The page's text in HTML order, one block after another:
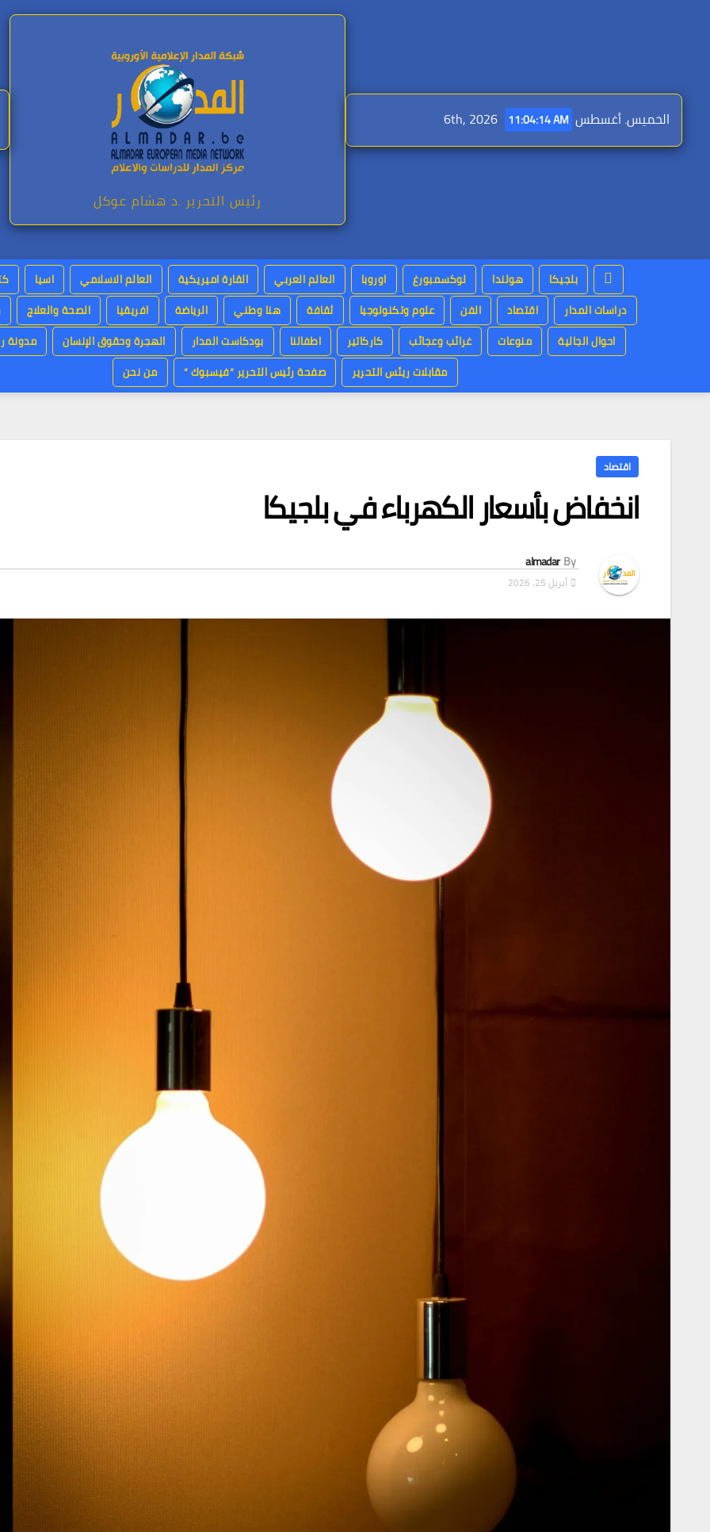
الخميس. أغسطس 6th, 2026 11:04:16 AM
رئيس التحرير .د هشام عوكل
بلجيكا هولندا لوكسمبورغ اوروبا العالم العربي القارة اميريكية العالم الاسلامي اسيا
دراسات المدار
اقتصاد الفن علوم وتكنولوجيا ثقافة هنا وطني الرياضة افريقيا الصحة والعلاج
احوال الجالية
منوعات غرائب وعجائب كاركاتير اطفالنا بودكاست المدار الهجرة وحقوق الإنسان
مدونة
مقابلات ريئس التحرير
صفحة رئيس التحرير “فيسبوك “ من نحن
اقتصاد
انخفاض بأسعار الكهرباء في بلجيكا
By
almadar
أبريل 25, 2026